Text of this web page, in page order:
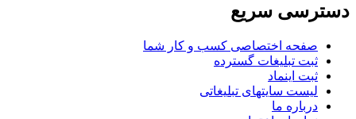
دسترسی سریع
صفحه اختصاصی کسب و کار شما
ثبت تبلیغات گسترده
ثبت اینماد
لیست سایتهای تبلیغاتی
درباره ما